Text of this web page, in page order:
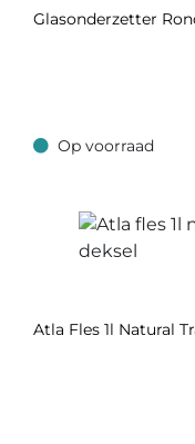
Glasonderzetter
Op voorraad
Op voorraad
Atla Fles 1l Natural